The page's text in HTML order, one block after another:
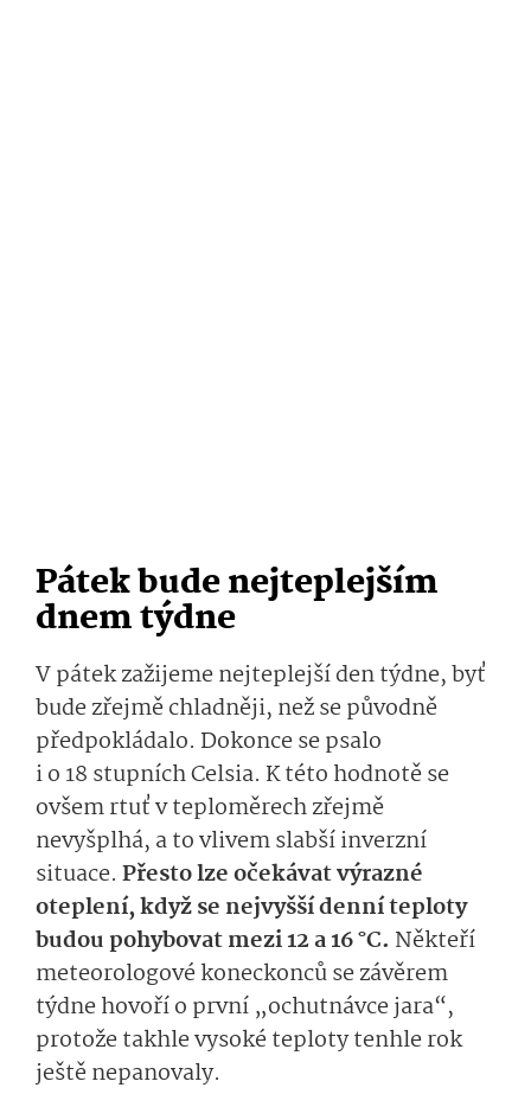
Pátek bude nejteplejším
dnem týdne
V pátek zažijeme nejteplejší den týdne, byť
bude zřejmě chladněji, než se původně
předpokládalo. Dokonce se psalo
i o 18 stupních Celsia. K této hodnotě se
ovšem rtuť v teploměrech zřejmě
nevyšplhá, a to vlivem slabší inverzní
situace. Přesto lze očekávat výrazné
oteplení, když se nejvyšší denní teploty
budou pohybovat mezi 12 a 16 °C. Někteří
meteorologové koneckonců se závěrem
týdne hovoří o první „ochutnávce jara“,
protože takhle vysoké teploty tenhle rok
ještě nepanovaly.